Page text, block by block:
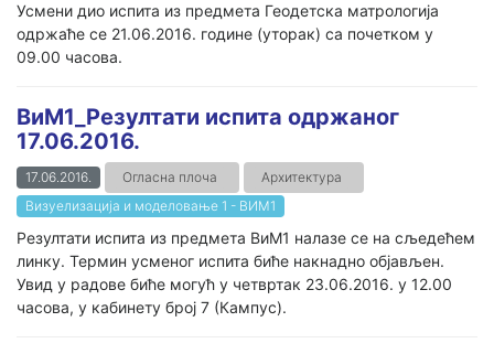
Усмени дио испита из предмета Геодетска матрологија
одржаће се 21.06.2016. године (уторак) са почетком у
09.00 часова.
ВиМ1_Резултати испита одржаног
17.06.2016.
17.06.2016. Огласна плоча
Архитектура
Визуелизација и моделовање 1 - ВИМ1
Резултати испита из предмета ВиМ1 налазе се на сљедећем
линку. Термин усменог испита биће накнадно објављен.
Увид у радове биће могућ у четвртак 23.06.2016. у 12.00
часова, у кабинету број 7 (Кампус).